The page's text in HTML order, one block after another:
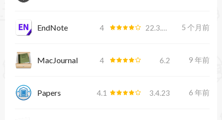
EndNote 4 5 个月前
MacJournal 4 6.2 9 年前
Papers 4.1 3.4.23 6 年前